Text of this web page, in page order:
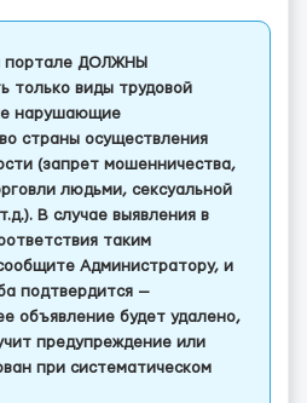
портале ДОЛЖНЫ
только виды трудовой
нарушающие
страны осуществления
(запрет мошенничества,
людьми, сексуальной
В случае выявления в
таким
Администратору, и
подтвердится —
объявление будет удалено,
предупреждение или
при систематическом